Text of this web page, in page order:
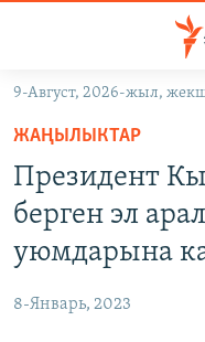
Навигацияга
өтүңүз
Издөөгө
салыңызКЫРГЫЗСТАН
МАДАНИЯТ
ДҮЙНӨ
УКРАИНА
ТВ ПРОГРАММАЛАР
9-Август, 2026-жыл,
ЖАҢЫЛЫКТАР
Президент
берген эл
уюмдарына
8-Январь, 2023